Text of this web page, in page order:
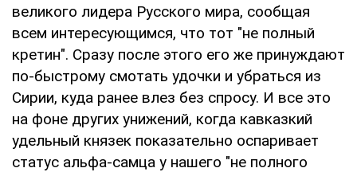
великого лидера Русского мира, сообщая
всем интересующимся, что тот "не полный
кретин". Сразу после этого его же принуждают
по-быстрому смотать удочки и убраться из
Сирии, куда ранее влез без спросу. И все это
на фоне других унижений, когда кавказкий
удельный князек показательно оспаривает
статус альфа-самца у нашего "не полного